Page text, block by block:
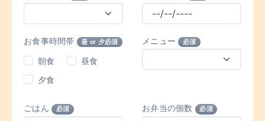
お食事時間帯 昼 or 夕必須
朝食
昼食
夕食
メニュー 必須
ごはん 必須 お弁当の個数 必須